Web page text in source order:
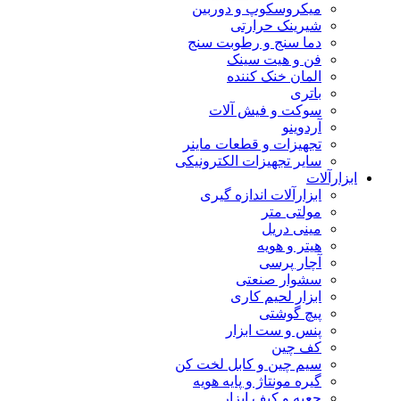
میکروسکوپ و دوربین
شیرینک حرارتی
دما سنج و رطوبت سنج
فن و هیت سینک
المان خنک کننده
باتری
سوکت و فیش آلات
آردوینو
تجهیزات و قطعات ماینر
سایر تجهیزات الکترونیکی
ابزارآلات
ابزارآلات اندازه گیری
مولتی متر
مینی دریل
هیتر و هویه
آچار پرسی
سشوار صنعتی
ابزار لحیم کاری
پیچ گوشتی
پنس و ست ابزار
کف چین
سیم چین و کابل لخت کن
گیره مونتاژ و پایه هویه
جعبه و کیف ابزار